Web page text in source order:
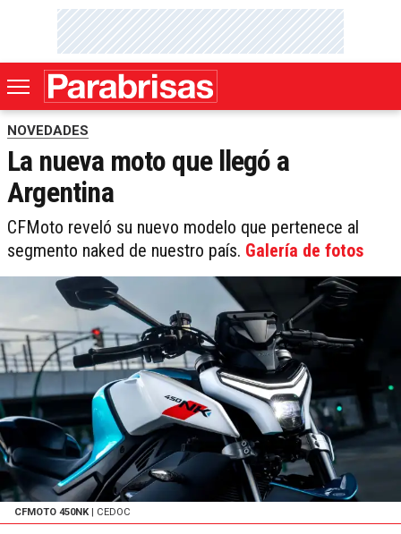
NOVEDADES
La nueva moto que llegó a
Argentina
CFMoto reveló su nuevo modelo que pertenece al
segmento naked de nuestro país. Galería de fotos
CFMOTO 450NK| CEDOC